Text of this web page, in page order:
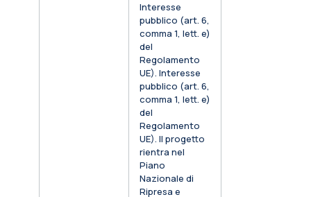
Interesse
pubblico (art. 6,
comma 1, lett. e)
del
Regolamento
UE). Interesse
pubblico (art. 6,
comma 1, lett. e)
del
Regolamento
UE). Il progetto
rientra nel
Piano
Nazionale di
Ripresa e